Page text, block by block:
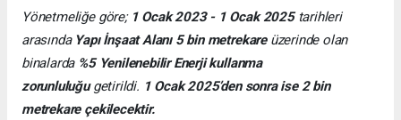
Yönetmeliğe göre; 1 Ocak 2023 - 1 Ocak 2025 tarihleri
arasında Yapı İnşaat Alanı 5 bin metrekare üzerinde olan
binalarda%5 Yenilenebilir Enerji kullanma
zorunluluğugetirildi. 1 Ocak 2025’den sonra ise 2 bin
metrekare çekilecektir.